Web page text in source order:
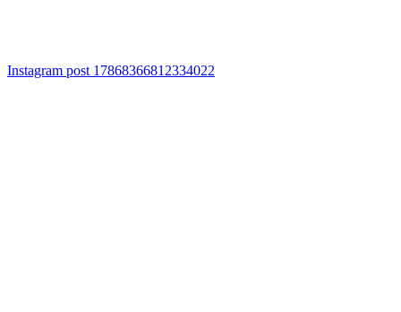
Instagram post 17868366812334022